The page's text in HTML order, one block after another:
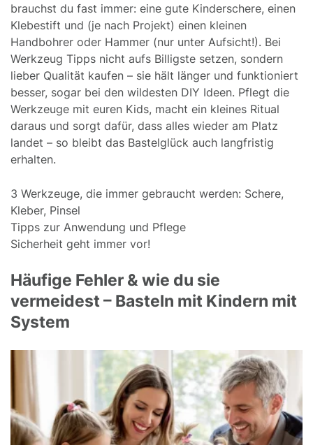
brauchst du fast immer: eine gute Kinderschere, einen
Klebestift und (je nach Projekt) einen kleinen
Handbohrer oder Hammer (nur unter Aufsicht!). Bei
Werkzeug Tipps nicht aufs Billigste setzen, sondern
lieber Qualität kaufen – sie hält länger und funktioniert
besser, sogar bei den wildesten DIY Ideen. Pflegt die
Werkzeuge mit euren Kids, macht ein kleines Ritual
daraus und sorgt dafür, dass alles wieder am Platz
landet – so bleibt das Bastelglück auch langfristig
erhalten.
3 Werkzeuge, die immer gebraucht werden: Schere,
Kleber, Pinsel
Tipps zur Anwendung und Pflege
Sicherheit geht immer vor!
Häufige Fehler & wie du sie
vermeidest – Basteln mit Kindern mit
System